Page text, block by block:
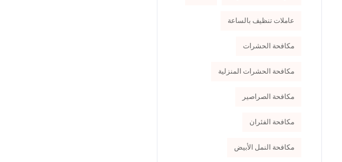
عاملات تنظيف بالساعة
مكافحة الحشرات
مكافحة الحشرات المنزلية
مكافحة الصراصير
مكافحة الفئران
مكافحة النمل الأبيض